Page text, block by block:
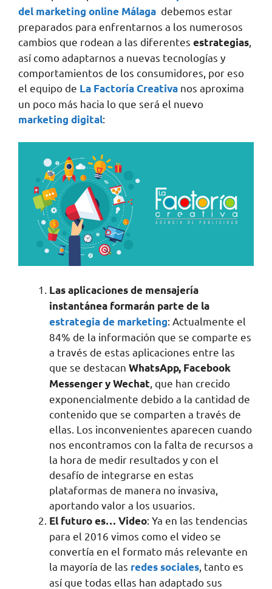
del marketing online Málaga debemos estar
preparados para enfrentarnos a los numerosos
cambios que rodean a las diferentes estrategias
así como adaptarnos a nuevas tecnologías y
comportamientos de los consumidores, por eso
el equipo de La Factoría Creativa nos aproxima
un poco más hacia lo que será el nuevo
marketing digital:
Las aplicaciones de mensajería
instantánea formarán parte de la
estrategia de marketing: Actualmente el
84% de la información que se comparte es
a través de estas aplicaciones entre las
que se destacan WhatsApp, Facebook
Messenger y Wechat , que han crecido
exponencialmente debido a la cantidad de
contenido que se comparten a través de
ellas. Los inconvenientes aparecen cuando
nos encontramos con la falta de recursos a
la hora de medir resultados y con el
desafío de integrarse en estas
plataformas de manera no invasiva,
aportando valor a los usuarios.
El futuro es… Video: Ya en las tendencias
para el 2016 vimos como el video se
convertía en el formato más relevante en
la mayoría de las redes sociales , tanto es
así que todas ellas han adaptado sus